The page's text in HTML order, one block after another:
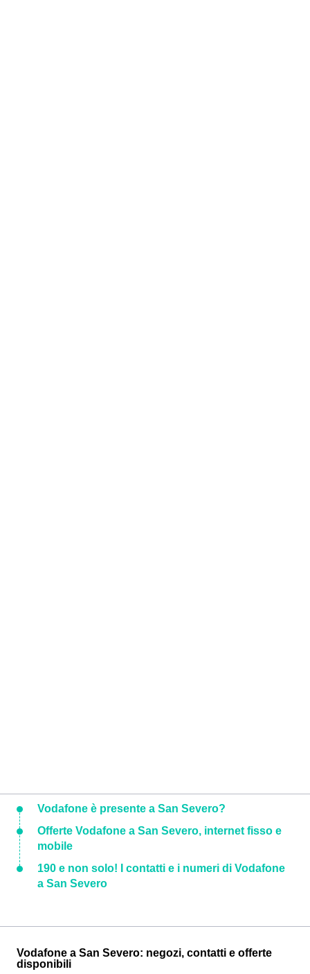
Vodafone è presente a San Severo?
Offerte Vodafone a San Severo, internet fisso e
mobile
190 e non solo! I contatti e i numeri di Vodafone
a San Severo
Vodafone a San Severo: negozi, contatti e offerte
disponibili